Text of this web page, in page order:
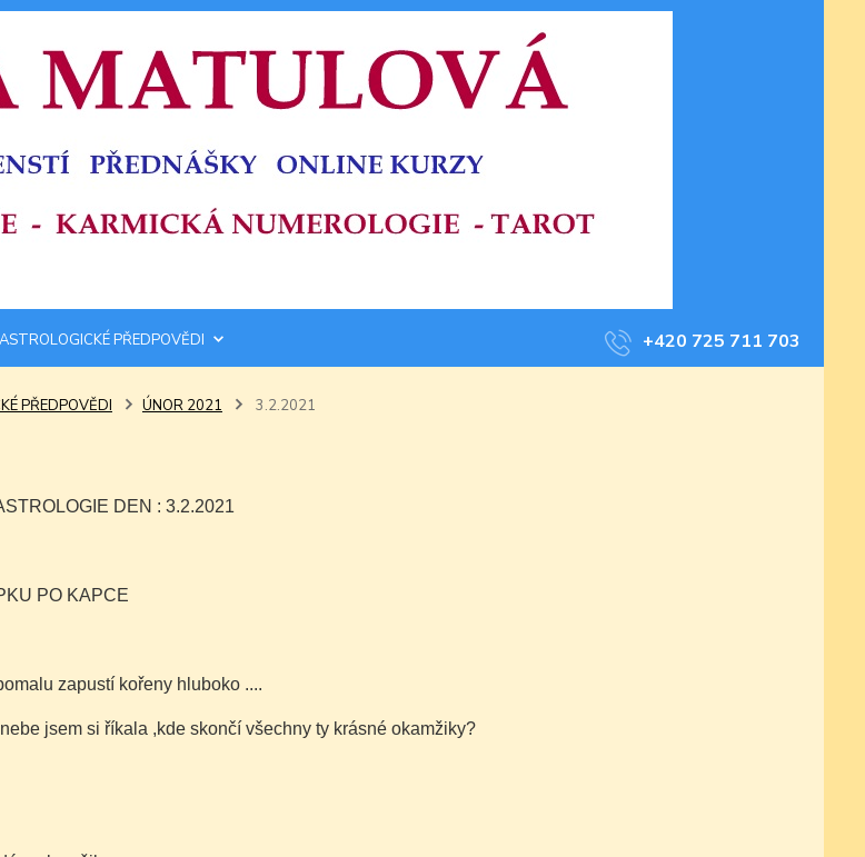
PŘEDPOVĚDI +420 725 711 703
PŘEDPOVĚDI ÚNOR 2021 3.2.2021
DEN : 3.2.2021
PO KAPCE
zapustí kořeny hluboko ....
jsem si říkala ,kde skončí všechny ty krásné okamžiky?